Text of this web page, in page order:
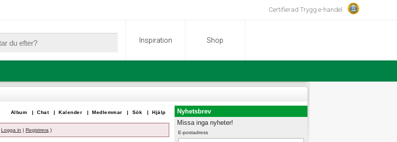
Certifierad Trygg e-handel
Inspiration Shop
Hjälp
Sök |
Medlemmar |
Kalender |
Chat |
Album |
Logga in | Registrera )
Nyhetsbrev
Missa inga nyheter!
E-postadress